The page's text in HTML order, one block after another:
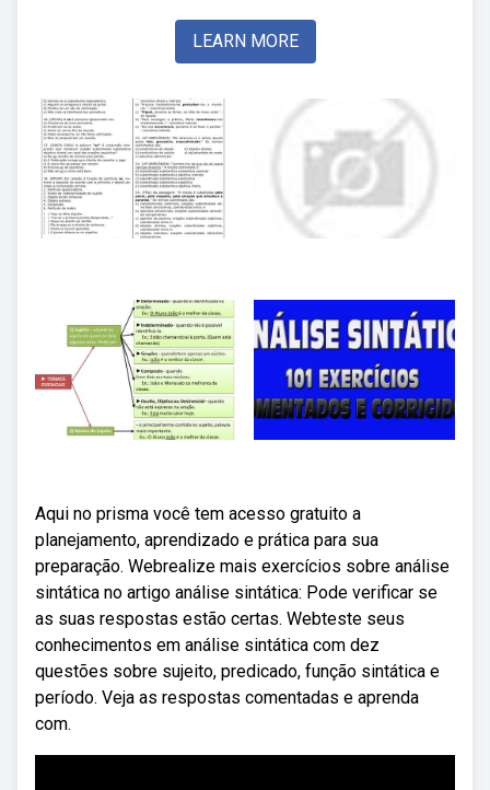
LEARN MORE
Aqui no prisma você tem acesso gratuito a
planejamento, aprendizado e prática para sua
preparação. Webrealize mais exercícios sobre análise
sintática no artigo análise sintática: Pode verificar se
as suas respostas estão certas. Webteste seus
conhecimentos em análise sintática com dez
questões sobre sujeito, predicado, função sintática e
período. Veja as respostas comentadas e aprenda
com.